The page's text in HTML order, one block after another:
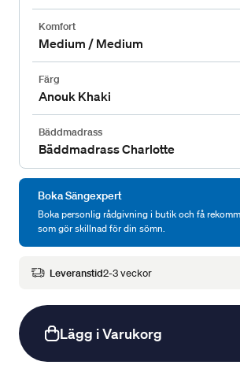
Komfort
Medium / Medium
Färg
Anouk Khaki
Bäddmadrass
Bäddmadrass Charlotte
Boka Sängexpert
Boka personlig rådgivning i butik och få
som gör skillnad för din sömn.
Leveranstid2-3 veckor
Lägg i Varukorg